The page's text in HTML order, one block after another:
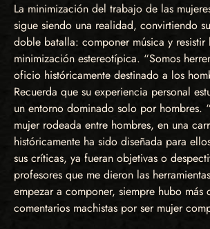
La minimización del trabajo de las
sigue siendo una realidad, convirtiendo
doble batalla: componer música y
minimización estereotípica. “Somos
oficio históricamente destinado a los
Recuerda que su experiencia personal
un entorno dominado solo por hombres.
mujer rodeada entre hombres, en una
históricamente ha sido diseñada para
sus críticas, ya fueran objetivas o
profesores que me dieron las
empezar a componer, siempre hubo más
comentarios machistas por ser mujer